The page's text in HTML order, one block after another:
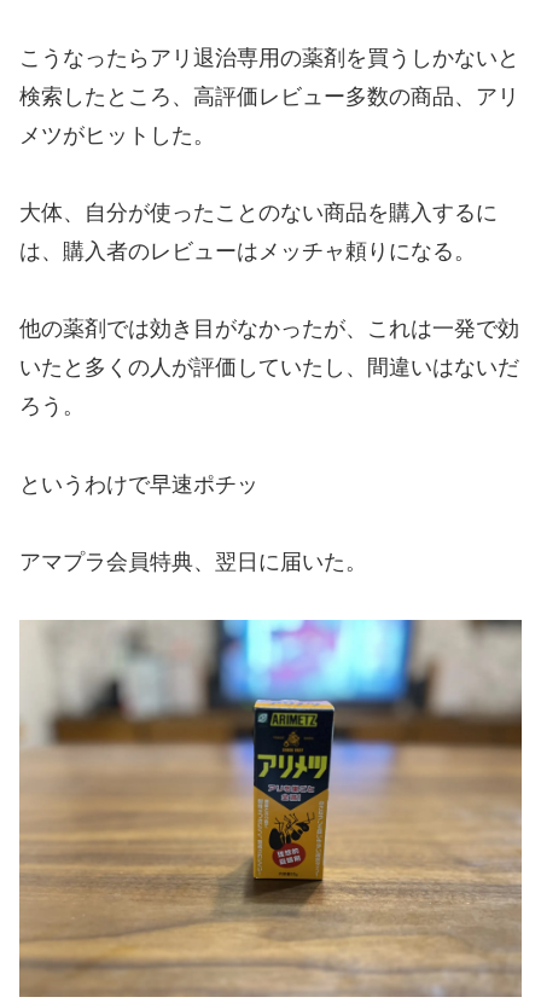
こうなったらアリ退治専用の薬剤を買うしかないと
検索したところ、高評価レビュー多数の商品、アリ
メツがヒットした。
大体、自分が使ったことのない商品を購入するに
は、購入者のレビューはメッチャ頼りになる。
他の薬剤では効き目がなかったが、これは一発で効
いたと多くの人が評価していたし、間違いはないだ
ろう。
というわけで早速ポチッ
アマプラ会員特典、翌日に届いた。